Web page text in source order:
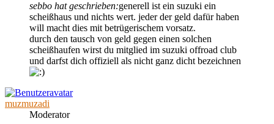
sebbo hat geschrieben:generell ist ein suzuki ein
scheißhaus und nichts wert. jeder der geld dafür haben
will macht dies mit betrügerischem vorsatz.
durch den tausch von geld gegen einen solchen
scheißhaufen wirst du mitglied im suzuki offroad club
und darfst dich offiziell als nicht ganz dicht bezeichnen
muzmuzadi
Moderator